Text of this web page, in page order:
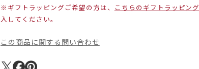
※ギフトラッピングご希望の方は、 こちらのギフトラッピング
入してください。
この商品に関する問い合わせ